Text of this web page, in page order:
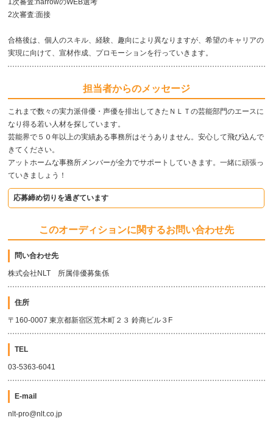
1次審査:narrowのWEB選考
2次審査:面接
合格後は、個人のスキル、経験、趣向により異なりますが、希望のキャリアの
実現に向けて、宣材作成、プロモーションを行っていきます。
担当者からのメッセージ
これまで数々の実力派俳優・声優を排出してきたＮＬＴの芸能部門のエースに
なり得る若い人材を探しています。
芸能界で５０年以上の実績ある事務所はそうありません。安心して飛び込んで
きてください。
アットホームな事務所メンバーが全力でサポートしていきます。一緒に頑張っ
ていきましょう！
応募締め切りを過ぎています
このオーディションに関するお問い合わせ先
問い合わせ先
株式会社NLT 所属俳優募集係
住所
〒160-0007 東京都新宿区荒木町２３ 鈴商ビル３F
TEL
03-5363-6041
E-mail
nlt-pro@nlt.co.jp